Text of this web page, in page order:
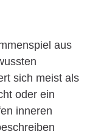
aus
sich meist als
oder ein
inneren